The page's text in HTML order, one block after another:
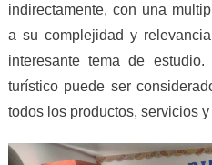
indirectamente, con una
a su complejidad y
interesante tema de
turístico puede ser
todos los productos, servicios